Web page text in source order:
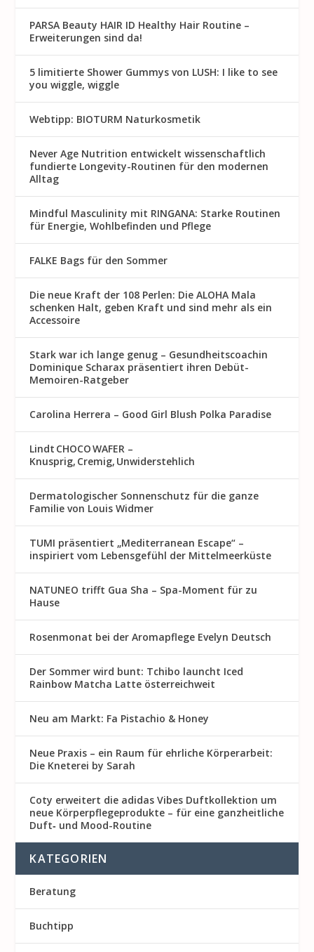
PARSA Beauty HAIR ID Healthy Hair Routine –
Erweiterungen sind da!
5 limitierte Shower Gummys von LUSH: I like to see
you wiggle, wiggle
Webtipp: BIOTURM Naturkosmetik
Never Age Nutrition entwickelt wissenschaftlich
fundierte Longevity-Routinen für den modernen
Alltag
Mindful Masculinity mit RINGANA: Starke Routinen
für Energie, Wohlbefinden und Pflege
FALKE Bags für den Sommer
Die neue Kraft der 108 Perlen: Die ALOHA Mala
schenken Halt, geben Kraft und sind mehr als ein
Accessoire
Stark war ich lange genug – Gesundheitscoachin
Dominique Scharax präsentiert ihren Debüt-
Memoiren-Ratgeber
Carolina Herrera – Good Girl Blush Polka Paradise
Lindt CHOCO WAFER –
Knusprig, Cremig, Unwiderstehlich
Dermatologischer Sonnenschutz für die ganze
Familie von Louis Widmer
TUMI präsentiert „Mediterranean Escape“ –
inspiriert vom Lebensgefühl der Mittelmeerküste
NATUNEO trifft Gua Sha – Spa-Moment für zu
Hause
Rosenmon at bei der Aromapflege Evelyn Deutsch
Der Sommer wird bunt: Tchibo launcht Iced
Rainbow Matcha Latte österreichweit
Neu am Markt: Fa Pistachio & Honey
Neue Praxis – ein Raum für ehrliche Körperarbeit:
Die Kneterei by Sarah
Coty erweitert die adidas Vibes Duftkollektion um
neue Körperpflegeprodukte – für eine ganzheitliche
Duft‑ und Mood-Routine
KATEGORIEN
Beratung
Buchtipp